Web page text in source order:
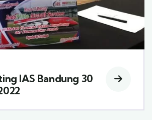
IAS Bandung 30